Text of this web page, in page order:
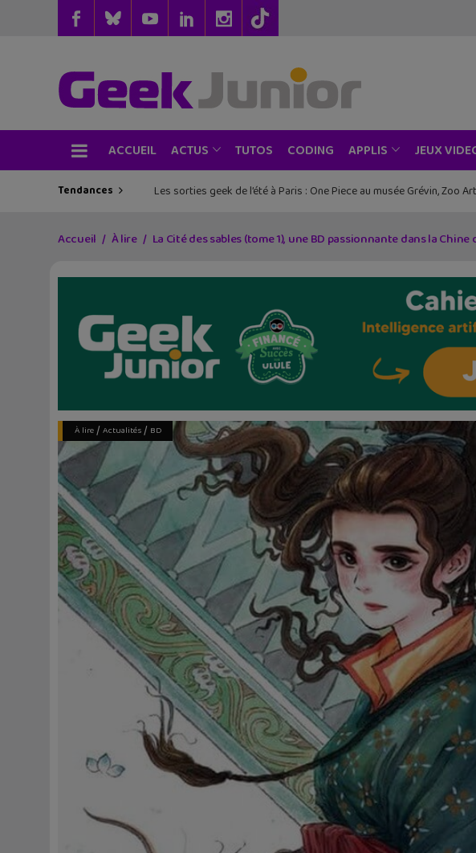
ACCUEIL ACTUS TUTOS CODING APPLIS JEUX
Tendances Les sorties geek de l’été à Paris : One Piece au musée Grévin, Zoo
Accueil À lire La Cité des sables (tome 1), une BD passionnante dans la Chine
À lire/ Actualités/ BD